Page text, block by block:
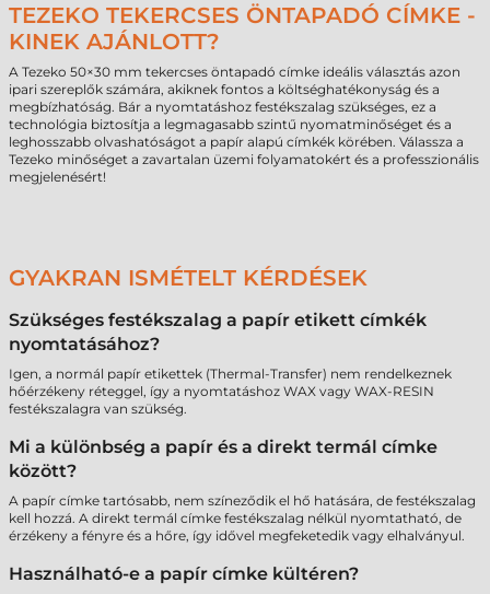
TEZEKO TEKERCSES ÖNTAPADÓ CÍMKE -
KINEK AJÁNLOTT?
A Tezeko 50×30 mm tekercses öntapadó címke ideális választás azon
ipari szereplők számára, akiknek fontos a költséghatékonyság és a
megbízhatóság. Bár a nyomtatáshoz festékszalag szükséges, ez a
technológia biztosítja a legmagasabb szintű nyomatminőséget és a
leghosszabb olvashatóságot a papír alapú címkék körében. Válassza a
Tezeko minőséget a zavartalan üzemi folyamatokért és a professzionális
megjelenésért!
GYAKRAN ISMÉTELT KÉRDÉSEK
Szükséges festékszalag a papír etikett címkék
nyomtatásához?
Igen, a normál papír etikettek (Thermal-Transfer) nem rendelkeznek
hőérzékeny réteggel, így a nyomtatáshoz WAX vagy WAX-RESIN
festékszalagra van szükség.
Mi a különbség a papír és a direkt termál címke
között?
A papír címke tartósabb, nem színeződik el hő hatására, de festékszalag
kell hozzá. A direkt termál címke festékszalag nélkül nyomtatható, de
érzékeny a fényre és a hőre, így idővel megfeketedik vagy elhalványul.
Használható-e a papír címke kültéren?